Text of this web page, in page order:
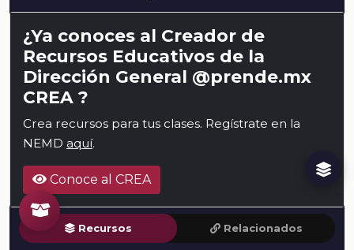
¿Ya conoces al Creador de
Recursos Educativos de la
Dirección General @prende.mx
CREA ?
Crea recursos para tus clases. Regístrate en la
NEMD aquí.
Conoce al CREA
Recursos Relacionados